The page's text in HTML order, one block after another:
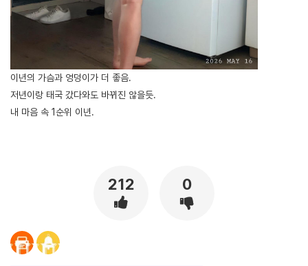
이년의 가슴과 엉덩이가 더 좋음.
저년이랑 태국 갔다와도 바뀌진 않을듯.
내 마음 속 1순위 이년.
212 0